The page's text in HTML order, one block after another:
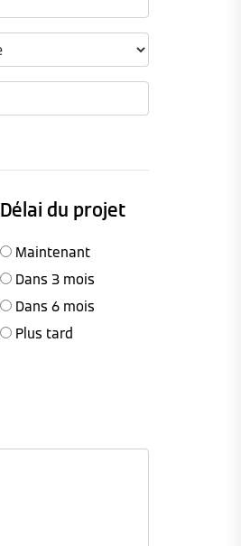
Délai du projet
Maintenant
Dans 3 mois
Dans 6 mois
Plus tard